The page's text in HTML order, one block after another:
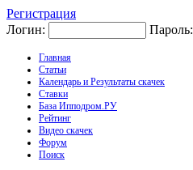
Регистрация
Логин:
Пароль:
Главная
Статьи
Календарь и Результаты скачек
Ставки
База Ипподром.РУ
Рейтинг
Видео скачек
Форум
Поиск